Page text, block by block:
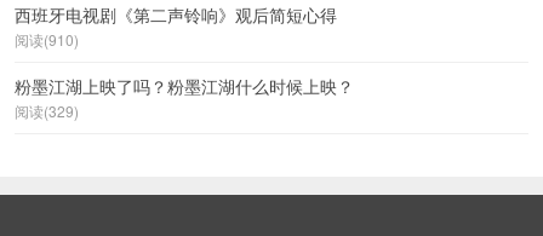
西班牙电视剧《第二声铃响》观后简短心得
阅读(910)
粉墨江湖上映了吗？粉墨江湖什么时候上映？
阅读(329)